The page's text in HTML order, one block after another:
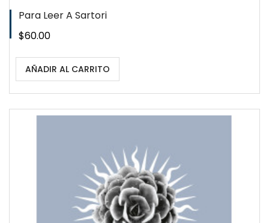
Para Leer A Sartori
Precio
$60.00
AÑADIR AL CARRITO